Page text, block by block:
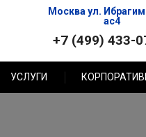
Москва ул.
ас4
+7 (499) 433-
УСЛУГИ